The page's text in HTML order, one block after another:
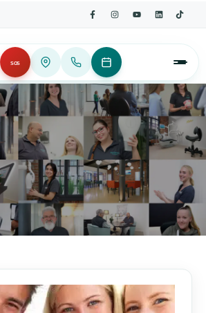
SOS
Blog